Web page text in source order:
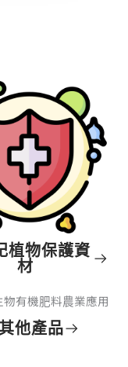
植物保護資
材
其他產品